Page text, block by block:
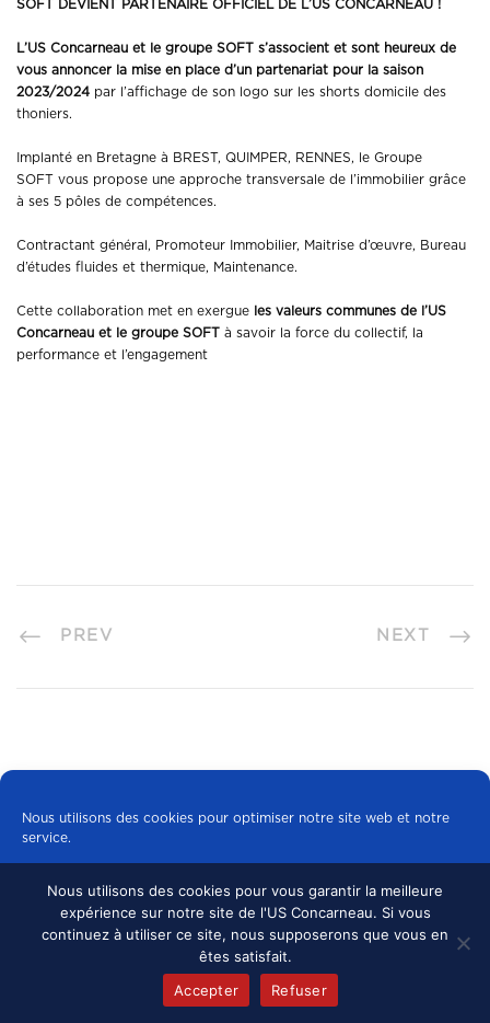
Nous utilisons des cookies pour optimiser notre site web et notre
service.
Tous les cookies
Refuser
Politique de cookies mentions légales
SOFT DEVIENT PARTENAIRE OFFICIEL DE L’US CONCARNEAU !
L’US Concarneau et le groupe SOFT s’associent et sont heureux de
vous annoncer la mise en place d’un partenariat pour la saison
2023/2024 par l’affichage de son logo sur les shorts domicile des
thoniers.
Implanté en Bretagne à BREST, QUIMPER, RENNES, le Groupe
SOFT vous propose une approche transversale de l’immobilier grâce
à ses 5 pôles de compétences.
Contractant général, Promoteur Immobilier, Maitrise d’œuvre, Bureau
d’études fluides et thermique, Maintenance.
Cette collaboration met en exergue les valeurs communes de l’US
Concarneau et le groupe SOFT
à savoir la force du collectif, la
performance et l’engagement
PREV NEXT
© 2024 US CONCARNEAU, TOUS DROITS
RÉSERVÉS. MENTIONS LÉGALES •
CONFIDENTIALITÉ
Nous utilisons des cookies pour vous garantir la meilleure
expérience sur notre site de l'US Concarneau. Si vous
continuez à utiliser ce site, nous supposerons que vous en
êtes satisfait.
Accepter
Refuser